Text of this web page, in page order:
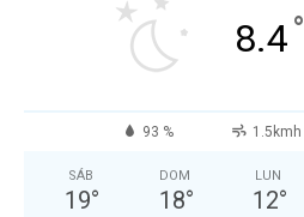
8.4°
93 % 1.5kmh
SÁB
19°
DOM
18°
LUN
12°